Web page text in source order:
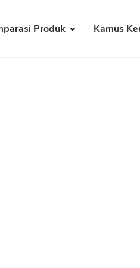
Produk Kamus